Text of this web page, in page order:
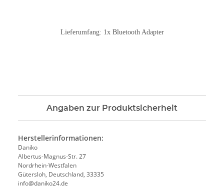
Lieferumfang: 1x Bluetooth Adapter
Angaben zur Produktsicherheit
Herstellerinformationen:
Daniko
Albertus-Magnus-Str. 27
Nordrhein-Westfalen
Gütersloh, Deutschland, 33335
info@daniko24.de